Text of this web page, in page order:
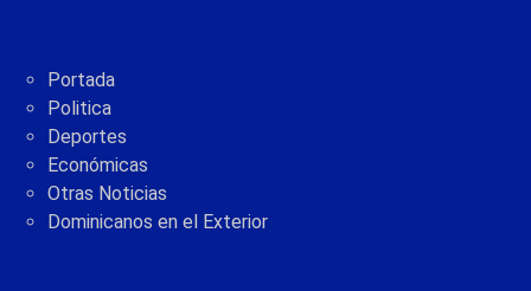
Portada
Politica
Deportes
Económicas
Otras Noticias
Dominicanos en el Exterior